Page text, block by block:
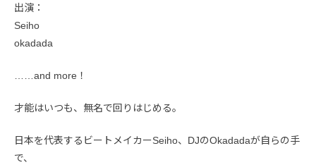
出演：
Seiho
okadada
……and more！
才能はいつも、無名で回りはじめる。
日本を代表するビートメイカーSeiho、DJのOkadadaが自らの手
で、